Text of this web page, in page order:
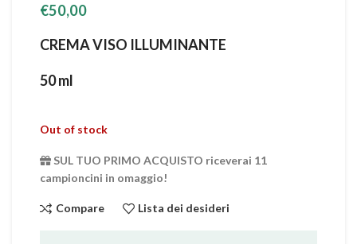
€50,00
CREMA VISO ILLUMINANTE
50 ml
Out of stock
SUL TUO PRIMO ACQUISTO riceverai 11
campioncini in omaggio!
Compare Lista dei desideri